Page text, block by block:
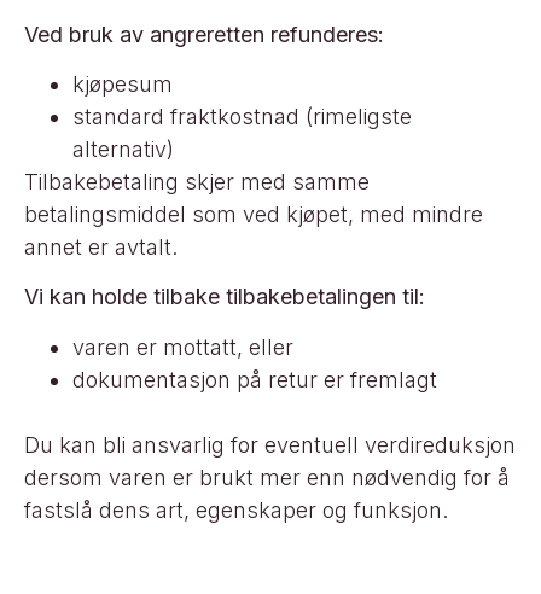
Ved bruk av angreretten refunderes:
kjøpesum
standard fraktkostnad (rimeligste
alternativ)
Tilbakebetaling skjer med samme
betalingsmiddel som ved kjøpet, med mindre
annet er avtalt.
Vi kan holde tilbake tilbakebetalingen til:
varen er mottatt, eller
dokumentasjon på retur er fremlagt
Du kan bli ansvarlig for eventuell verdireduksjon
dersom varen er brukt mer enn nødvendig for å
fastslå dens art, egenskaper og funksjon.